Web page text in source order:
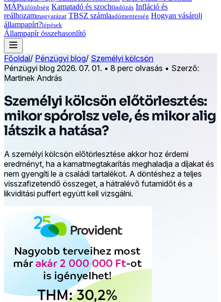
MÁPkülönbség Kamatadó és szochoadózás Infláció és
reálhozammagyarázat TBSZ számlaadómentesség Hogyan vásárolj
állampapírt?lépések
Állampapír összehasonlító
Főoldal/ Pénzügyi blog/ Személyi kölcsön
Pénzügyi blog 2026. 07. 01. • 8 perc olvasás • Szerző:
Martinek András
Személyi kölcsön előtörlesztés:
mikor spórolsz vele, és mikor alig
látszik a hatása?
A személyi kölcsön előtörlesztése akkor hoz érdemi
eredményt, ha a kamatmegtakarítás meghaladja a díjakat és
nem gyengíti le a családi tartalékot. A döntéshez a teljes
visszafizetendő összeget, a hátralévő futamidőt és a
likviditási puffert együtt kell vizsgálni.